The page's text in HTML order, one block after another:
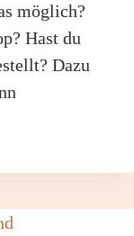
möglich?
Hast du
Dazu